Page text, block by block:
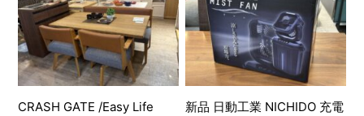
CRASH GATE /Easy Life
新品 日動工業 NICHIDO 充電